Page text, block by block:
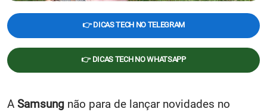
👉 DICAS TECH NO TELEGRAM
👉 DICAS TECH NO WHATSAPP
A Samsung não para de lançar novidades no